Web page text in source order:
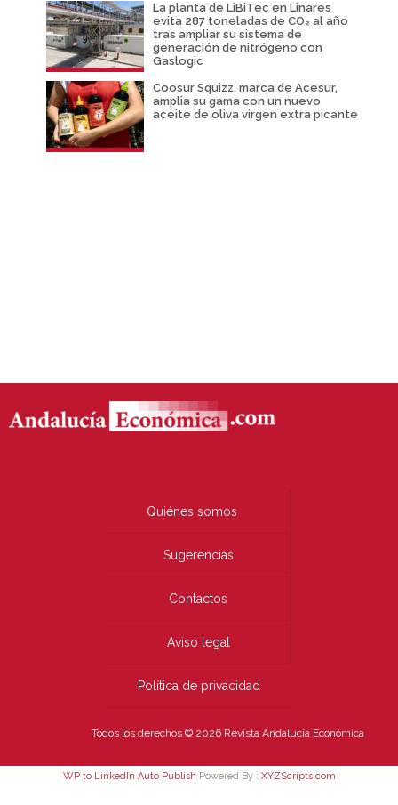
La planta de LiBiTec en Linares
evita 287 toneladas de CO₂ al año
tras ampliar su sistema de
generación de nitrógeno con
Gaslogic
Coosur Squizz, marca de Acesur,
amplia su gama con un nuevo
aceite de oliva virgen extra picante
Quiénes somos
Sugerencias
Contactos
Aviso legal
Política de privacidad
Todos los derechos © 2026 Revista Andalucía Económica
WP to LinkedIn Auto Publish Powered By : XYZScripts.com